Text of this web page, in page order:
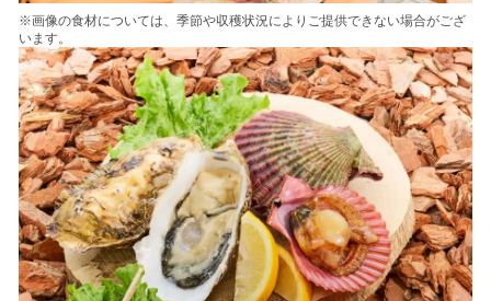
※画像の食材については、季節や収穫状況によりご提供できない場合がござ
います。